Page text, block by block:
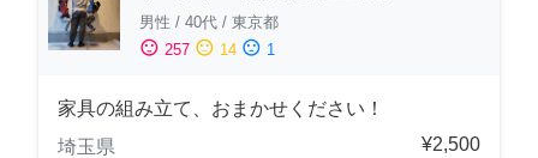
男性 / 40代 / 東京都
sentiment_satisfied 257 sentiment_neutral 14 sentiment_dissatisfied 1
家具の組み立て、おまかせください！
埼玉県
¥2,500